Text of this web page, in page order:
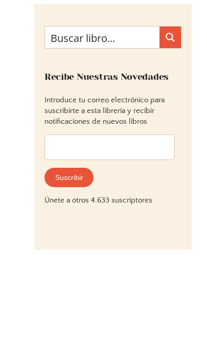
Recibe Nuestras Novedades
Introduce tu correo electrónico para
suscribirte a esta librería y recibir
notificaciones de nuevos libros
Dirección
correo
electrónico:
Suscribir
Únete a otros 4.633 suscriptores